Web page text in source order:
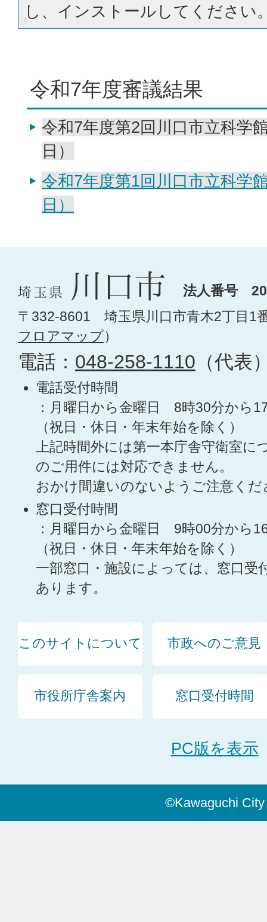
し、インストールしてください
令和7年度審議結果
令和7年度第2回川口市立科学
日）
令和7年度第1回川口市立科学
日）
法人番号
〒332-8601 埼玉県川口市青木2丁目1
フロアマップ）
電話： 048-258-1110 （代表
電話受付時間
：月曜日から金曜日 8時30分から
（祝日・休日・年末年始を除く）
上記時間外には第一本庁舎守衛室に
のご用件には対応できません。
おかけ間違いのないようご注意くだ
窓口受付時間
：月曜日から金曜日 9時00分から
（祝日・休日・年末年始を除く）
一部窓口・施設によっては、窓口受
あります。
このサイトについて 市政へのご意見
市役所庁舎案内 窓口受付時間
PC版を表示
©Kawaguchi City